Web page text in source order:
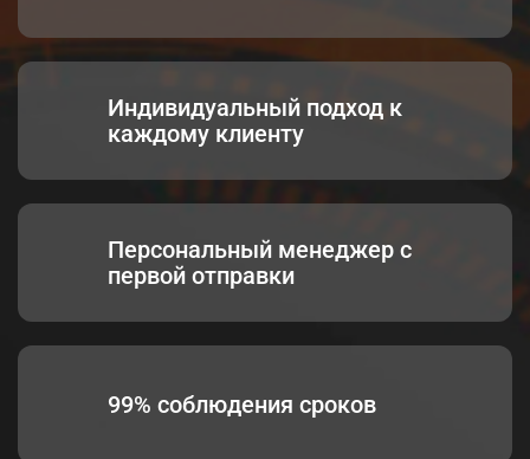
Индивидуальный подход к
каждому клиенту
Персональный менеджер с
первой отправки
99% соблюдения сроков